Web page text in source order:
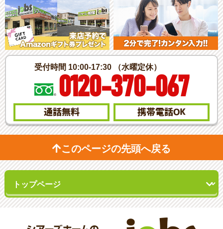
受付時間 10:00-17:30 （水曜定休）
0120-370-067
通話無料 携帯電話OK
このページの先頭へ戻る